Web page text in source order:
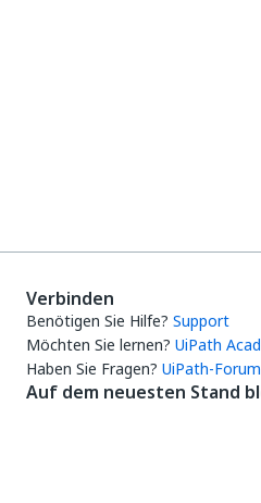
Verbinden
Benötigen Sie Hilfe? Support
Möchten Sie lernen? UiPath
Haben Sie Fragen? UiPath-Forum
Auf dem neuesten Stand